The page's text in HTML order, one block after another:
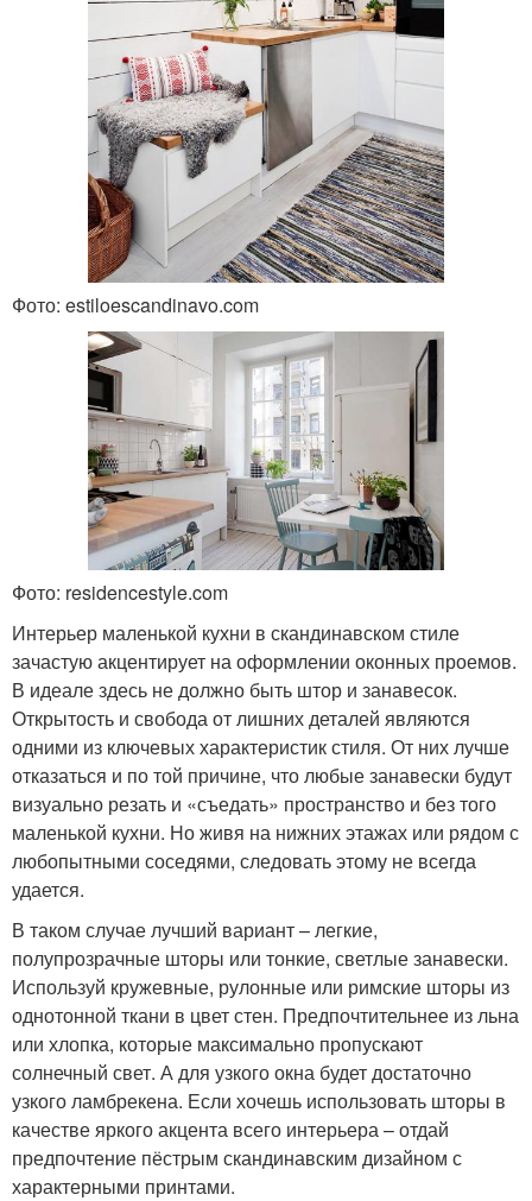
Фото: estiloescandinavo.com
Фото: residencestyle.com
Интерьер маленькой кухни в скандинавском стиле
зачастую акцентирует на оформлении оконных проемов.
В идеале здесь не должно быть штор и занавесок.
Открытость и свобода от лишних деталей являются
одними из ключевых характеристик стиля. От них лучше
отказаться и по той причине, что любые занавески будут
визуально резать и «съедать» пространство и без того
маленькой кухни. Но живя на нижних этажах или рядом с
любопытными соседями, следовать этому не всегда
удается.
В таком случае лучший вариант – легкие,
полупрозрачные шторы или тонкие, светлые занавески.
Используй кружевные, рулонные или римские шторы из
однотонной ткани в цвет стен. Предпочтительнее из льна
или хлопка, которые максимально пропускают
солнечный свет. А для узкого окна будет достаточно
узкого ламбрекена. Если хочешь использовать шторы в
качестве яркого акцента всего интерьера – отдай
предпочтение пёстрым скандинавским дизайном с
характерными принтами.